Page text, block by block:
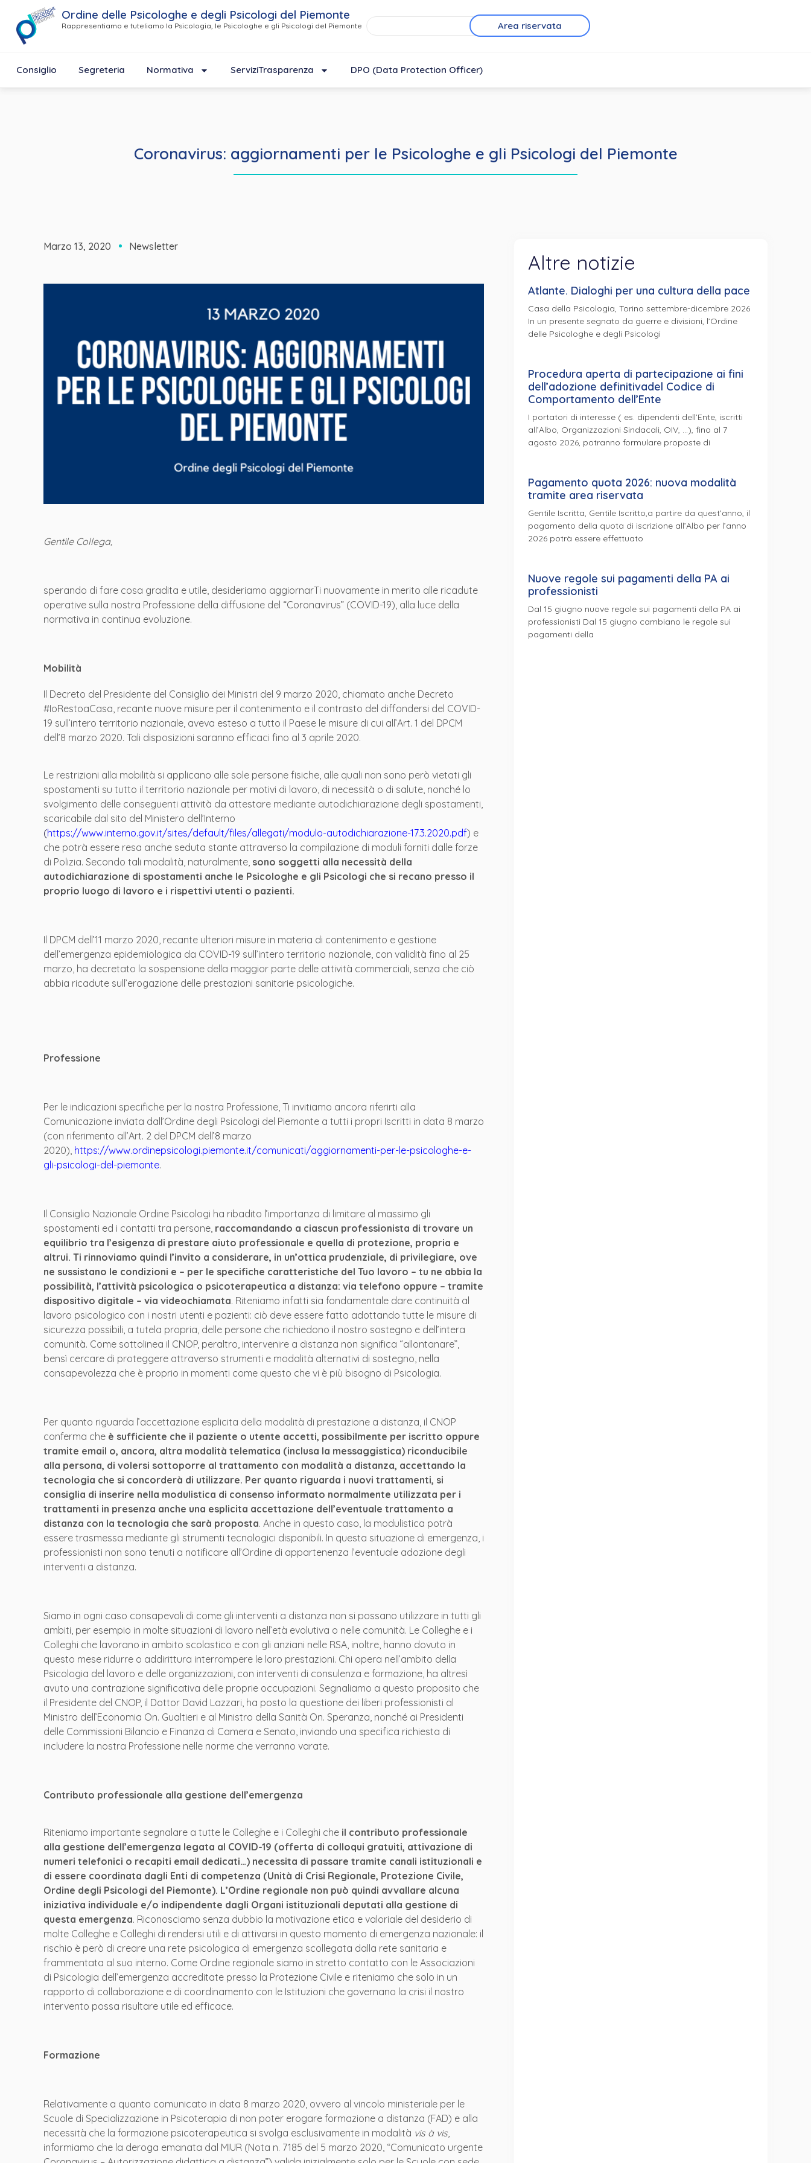
Ordine delle Psicologhe e degli Psicologi del Piemonte
Rappresentiamo e tuteliamo la Psicologia, le Psicologhe e gli Psicologi del Piemonte Area riservata
Consiglio Segreteria Normativa ServiziTrasparenza DPO (Data Protection Officer)
Coronavirus: aggiornamenti per le Psicologhe e gli Psicologi del Piemonte
Marzo 13, 2020 Newsletter
Gentile Collega,
sperando di fare cosa gradita e utile, desideriamo aggiornarTi nuovamente in merito alle ricadute
operative sulla nostra Professione della diffusione del “Coronavirus” (COVID-19), alla luce della
normativa in continua evoluzione.
Mobilità
Il Decreto del Presidente del Consiglio dei Ministri del 9 marzo 2020, chiamato anche Decreto
#IoRestoaCasa, recante nuove misure per il contenimento e il contrasto del diffondersi del COVID-
19 sull’intero territorio nazionale, aveva esteso a tutto il Paese le misure di cui all’Art. 1 del DPCM
dell’8 marzo 2020. Tali disposizioni saranno efficaci fino al 3 aprile 2020.
Le restrizioni alla mobilità si applicano alle sole persone fisiche, alle quali non sono però vietati gli
spostamenti su tutto il territorio nazionale per motivi di lavoro, di necessità o di salute, nonché lo
svolgimento delle conseguenti attività da attestare mediante autodichiarazione degli spostamenti,
scaricabile dal sito del Ministero dell’Interno
(https://www.interno.gov.it/sites/default/files/allegati/modulo-autodichiarazione-17.3.2020.pdf) e
che potrà essere resa anche seduta stante attraverso la compilazione di moduli forniti dalle forze
di Polizia. Secondo tali modalità, naturalmente, sono soggetti alla necessità della
autodichiarazione di spostamenti anche le Psicologhe e gli Psicologi che si recano presso il
proprio luogo di lavoro e i rispettivi utenti o pazienti.
Il DPCM dell’11 marzo 2020, recante ulteriori misure in materia di contenimento e gestione
dell’emergenza epidemiologica da COVID-19 sull’intero territorio nazionale, con validità fino al 25
marzo, ha decretato la sospensione della maggior parte delle attività commerciali, senza che ciò
abbia ricadute sull’erogazione delle prestazioni sanitarie psicologiche.
Professione
Per le indicazioni specifiche per la nostra Professione, Ti invitiamo ancora riferirti alla
Comunicazione inviata dall’Ordine degli Psicologi del Piemonte a tutti i propri Iscritti in data 8 marzo
(con riferimento all’Art. 2 del DPCM dell’8 marzo
2020), https://www.ordinepsicologi.piemonte.it/comunicati/aggiornamenti-per-le-psicologhe-e-
gli-psicologi-del-piemonte.
Il Consiglio Nazionale Ordine Psicologi ha ribadito l’importanza di limitare al massimo gli
spostamenti ed i contatti tra persone, raccomandando a ciascun professionista di trovare un
equilibrio tra l’esigenza di prestare aiuto professionale e quella di protezione, propria e
altrui. Ti rinnoviamo quindi l’invito a considerare, in un’ottica prudenziale, di privilegiare, ove
ne sussistano le condizioni e – per le specifiche caratteristiche del Tuo lavoro – tu ne abbia la
possibilità, l’attività psicologica o psicoterapeutica a distanza: via telefono oppure – tramite
dispositivo digitale – via videochiamata. Riteniamo infatti sia fondamentale dare continuità al
lavoro psicologico con i nostri utenti e pazienti: ciò deve essere fatto adottando tutte le misure di
sicurezza possibili, a tutela propria, delle persone che richiedono il nostro sostegno e dell’intera
comunità. Come sottolinea il CNOP, peraltro, intervenire a distanza non significa “allontanare”,
bensì cercare di proteggere attraverso strumenti e modalità alternativi di sostegno, nella
consapevolezza che è proprio in momenti come questo che vi è più bisogno di Psicologia.
Per quanto riguarda l’accettazione esplicita della modalità di prestazione a distanza, il CNOP
conferma che è sufficiente che il paziente o utente accetti, possibilmente per iscritto oppure
tramite email o, ancora, altra modalità telematica (inclusa la messaggistica) riconducibile
alla persona, di volersi sottoporre al trattamento con modalità a distanza, accettando la
tecnologia che si concorderà di utilizzare. Per quanto riguarda i nuovi trattamenti, si
consiglia di inserire nella modulistica di consenso informato normalmente utilizzata per i
trattamenti in presenza anche una esplicita accettazione dell’eventuale trattamento a
distanza con la tecnologia che sarà proposta. Anche in questo caso, la modulistica potrà
essere trasmessa mediante gli strumenti tecnologici disponibili. In questa situazione di emergenza, i
professionisti non sono tenuti a notificare all’Ordine di appartenenza l’eventuale adozione degli
interventi a distanza.
Siamo in ogni caso consapevoli di come gli interventi a distanza non si possano utilizzare in tutti gli
ambiti, per esempio in molte situazioni di lavoro nell’età evolutiva o nelle comunità. Le Colleghe e i
Colleghi che lavorano in ambito scolastico e con gli anziani nelle RSA, inoltre, hanno dovuto in
questo mese ridurre o addirittura interrompere le loro prestazioni. Chi opera nell’ambito della
Psicologia del lavoro e delle organizzazioni, con interventi di consulenza e formazione, ha altresì
avuto una contrazione significativa delle proprie occupazioni. Segnaliamo a questo proposito che
il Presidente del CNOP, il Dottor David Lazzari, ha posto la questione dei liberi professionisti al
Ministro dell’Economia On. Gualtieri e al Ministro della Sanità On. Speranza, nonché ai Presidenti
delle Commissioni Bilancio e Finanza di Camera e Senato, inviando una specifica richiesta di
includere la nostra Professione nelle norme che verranno varate.
Contributo professionale alla gestione dell’emergenza
Riteniamo importante segnalare a tutte le Colleghe e i Colleghi che il contributo professionale
alla gestione dell’emergenza legata al COVID-19 (offerta di colloqui gratuiti, attivazione di
numeri telefonici o recapiti email dedicati…) necessita di passare tramite canali istituzionali e
di essere coordinata dagli Enti di competenza (Unità di Crisi Regionale, Protezione Civile,
Ordine degli Psicologi del Piemonte). L’Ordine regionale non può quindi avvallare alcuna
iniziativa individuale e/o indipendente dagli Organi istituzionali deputati alla gestione di
questa emergenza. Riconosciamo senza dubbio la motivazione etica e valoriale del desiderio di
molte Colleghe e Colleghi di rendersi utili e di attivarsi in questo momento di emergenza nazionale: il
rischio è però di creare una rete psicologica di emergenza scollegata dalla rete sanitaria e
frammentata al suo interno. Come Ordine regionale siamo in stretto contatto con le Associazioni
di Psicologia dell’emergenza accreditate presso la Protezione Civile e riteniamo che solo in un
rapporto di collaborazione e di coordinamento con le Istituzioni che governano la crisi il nostro
intervento possa risultare utile ed efficace.
Formazione
Relativamente a quanto comunicato in data 8 marzo 2020, ovvero al vincolo ministeriale per le
Scuole di Specializzazione in Psicoterapia di non poter erogare formazione a distanza (FAD) e alla
necessità che la formazione psicoterapeutica si svolga esclusivamente in modalità vis à vis
informiamo che la deroga emanata dal MIUR (Nota n. 7185 del 5 marzo 2020, “Comunicato urgente
Altre notizie
Atlante. Dialoghi per una cultura della pace
Casa della Psicologia, Torino settembre-dicembre 2026
In un presente segnato da guerre e divisioni, l’Ordine
delle Psicologhe e degli Psicologi
Procedura aperta di partecipazione ai fini
dell’adozione definitivadel Codice di
Comportamento dell’Ente
I portatori di interesse ( es. dipendenti dell’Ente, iscritti
all’Albo, Organizzazioni Sindacali, OIV, …), fino al 7
agosto 2026, potranno formulare proposte di
Pagamento quota 2026: nuova modalità
tramite area riservata
Gentile Iscritta, Gentile Iscritto,a partire da quest’anno, il
pagamento della quota di iscrizione all’Albo per l’anno
2026 potrà essere effettuato
Nuove regole sui pagamenti della PA ai
professionisti
Dal 15 giugno nuove regole sui pagamenti della PA ai
professionisti Dal 15 giugno cambiano le regole sui
pagamenti della